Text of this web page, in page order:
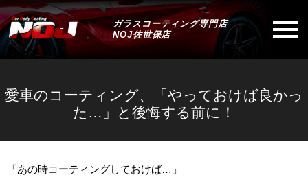
ガラスコーティング専門店
NOJ佐世保店
愛車のコーティング、「やっておけば良かっ
た…」と後悔する前に！
「あの時コーティングしておけば…」